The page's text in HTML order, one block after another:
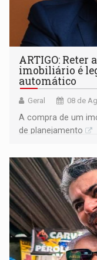
ARTIGO: Reter
imobiliário é
automático
Geral 08 de
A compra de um
de planejamento